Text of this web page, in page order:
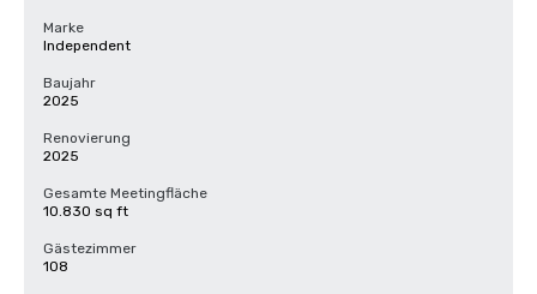
Marke
Independent
Baujahr
2025
Renovierung
2025
Gesamte Meetingfläche
10.830 sq ft
Gästezimmer
108